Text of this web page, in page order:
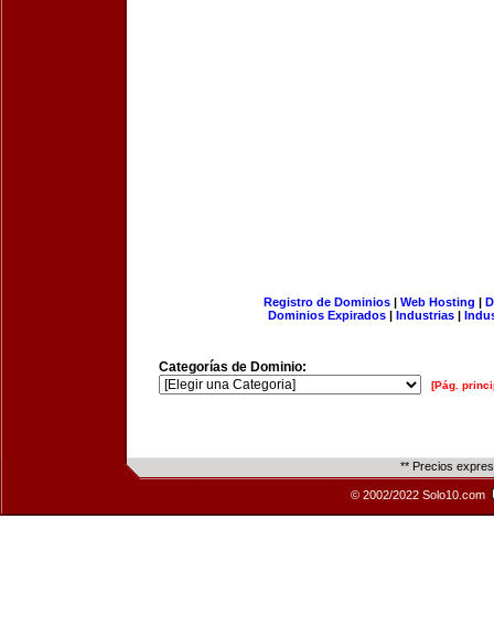
Registro de Dominios| Web Hosting |
Dominios Expirados | Industrias |
Categorías de Dominio:
[Pág.
** Precios
© 2002/2022 Solo10.com